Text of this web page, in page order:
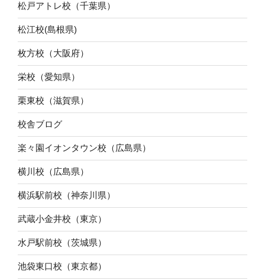
松戸アトレ校（千葉県）
松江校(島根県)
枚方校（大阪府）
栄校（愛知県）
栗東校（滋賀県）
校舎ブログ
楽々園イオンタウン校（広島県）
横川校（広島県）
横浜駅前校（神奈川県）
武蔵小金井校（東京）
水戸駅前校（茨城県）
池袋東口校（東京都）